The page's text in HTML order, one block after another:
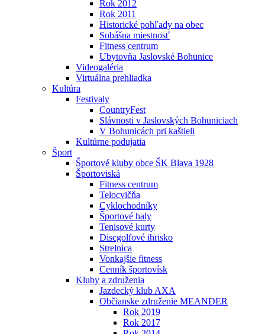
Rok 2012
Rok 2011
Historické pohľady na obec
Sobášna miestnosť
Fitness centrum
Ubytovňa Jaslovské Bohunice
Videogaléria
Virtuálna prehliadka
Kultúra
Festivaly
CountryFest
Slávnosti v Jaslovských Bohuniciach
V Bohunicách pri kaštieli
Kultúrne podujatia
Šport
Športové kluby obce ŠK Blava 1928
Športoviská
Fitness centrum
Telocvičňa
Cyklochodníky
Športové haly
Tenisové kurty
Discgolfové ihrisko
Strelnica
Vonkajšie fitness
Cenník športovísk
Kluby a združenia
Jazdecký klub AXA
Občianske združenie MEANDER
Rok 2019
Rok 2017